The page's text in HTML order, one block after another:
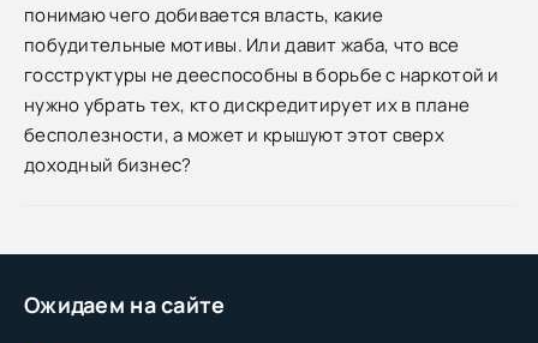
Ожидаем на сайте
понимаю чего добивается власть, какие
побудительные мотивы. Или давит жаба, что все
госструктуры не дееспособны в борьбе с наркотой и
нужно убрать тех, кто дискредитирует их в плане
бесполезности, а может и крышуют этот сверх
доходный бизнес?